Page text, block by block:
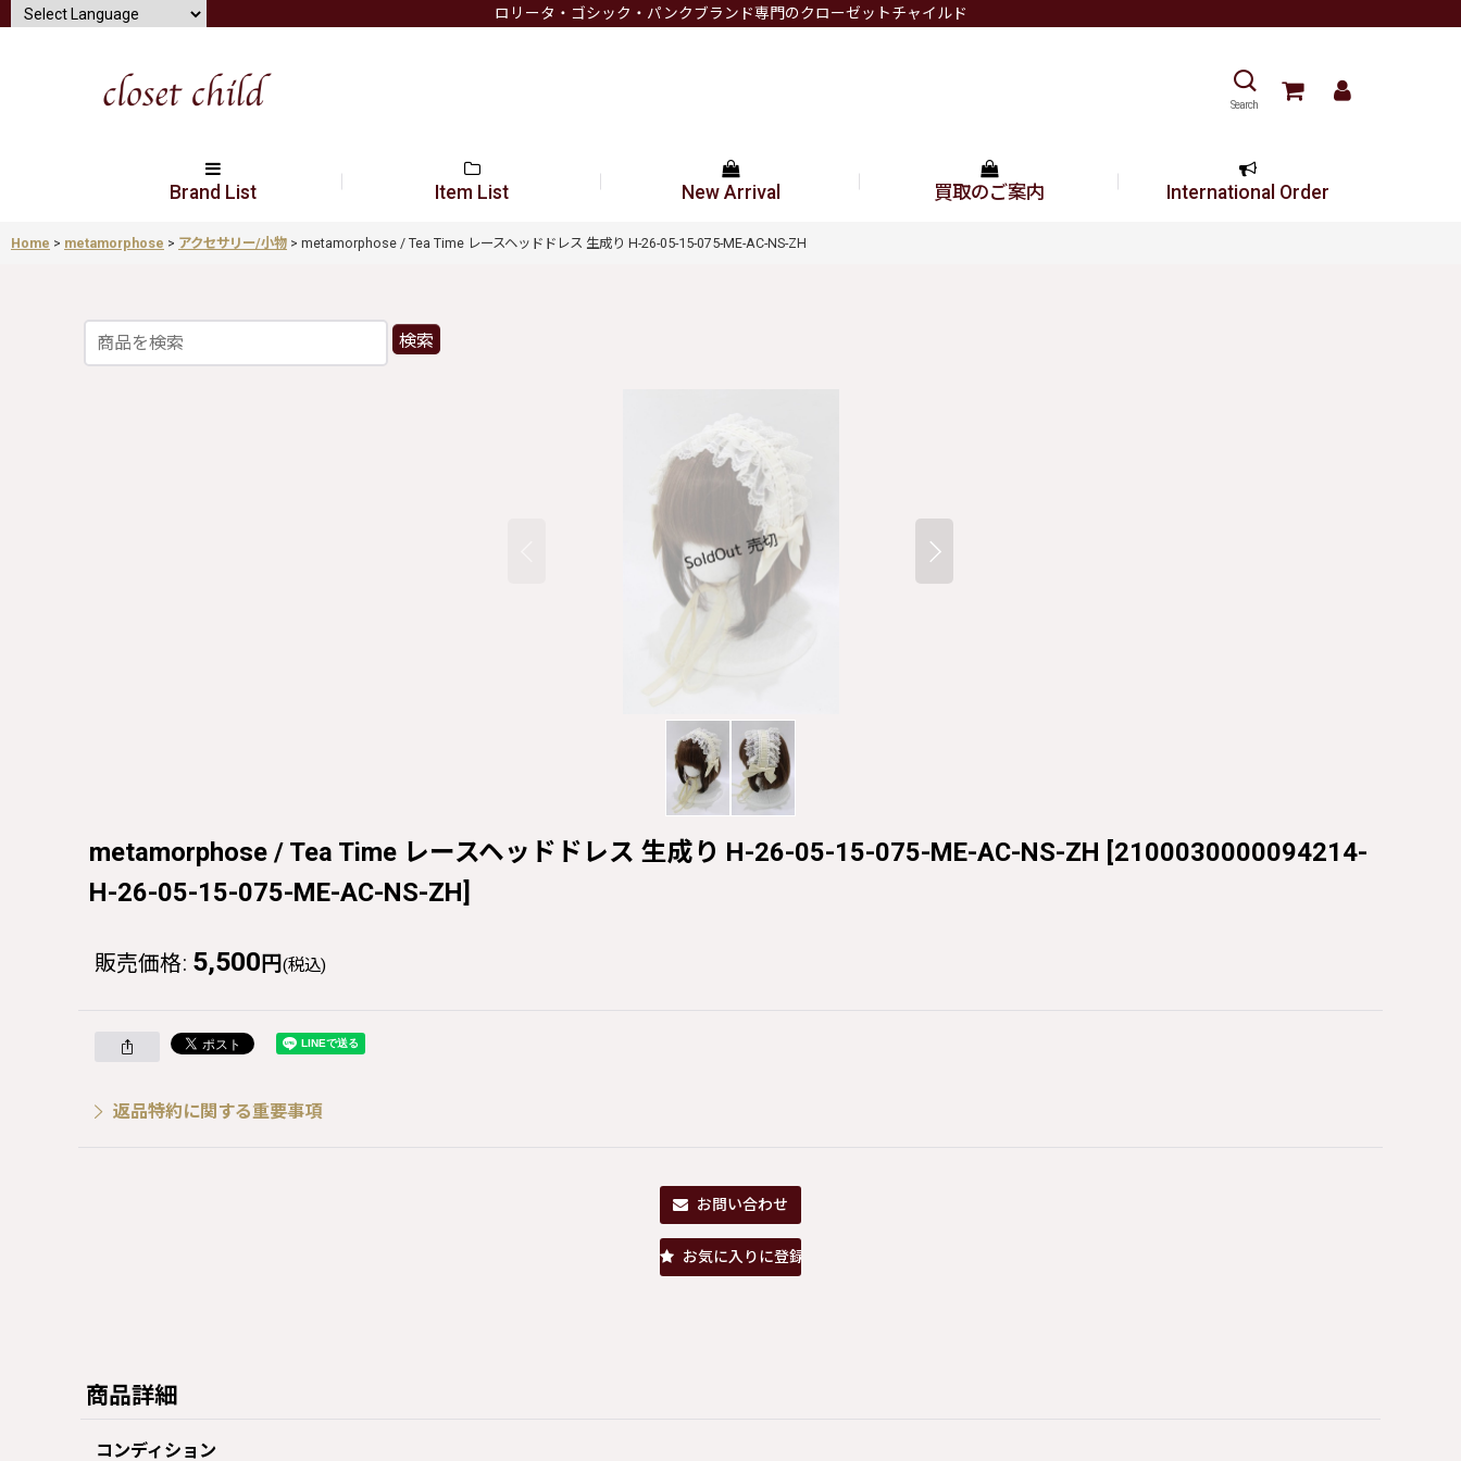
ロリータ・ゴシック・パンクブランド専門のクローゼットチャイルド
Search
Brand List Item List New Arrival 買取のご案内 International Order
Home > metamorphose > アクセサリー/小物 > metamorphose / Tea Time レースヘッドドレス 生成り H-26-05-15-075-ME-AC-NS-ZH
検索
metamorphose / Tea Time レースヘッドドレス 生成り H-26-05-15-075-ME-AC-NS-ZH [2100030000094214-
H-26-05-15-075-ME-AC-NS-ZH]
販売価格: 5,500 円 (税込)
返品特約に関する重要事項
お問い合わせ
お気に入りに登録
商品詳細
コンディション